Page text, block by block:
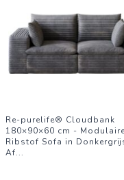
Re-purelife® Cloudbank
180×90×60 cm - Modulaire
Ribstof Sofa in
Af...